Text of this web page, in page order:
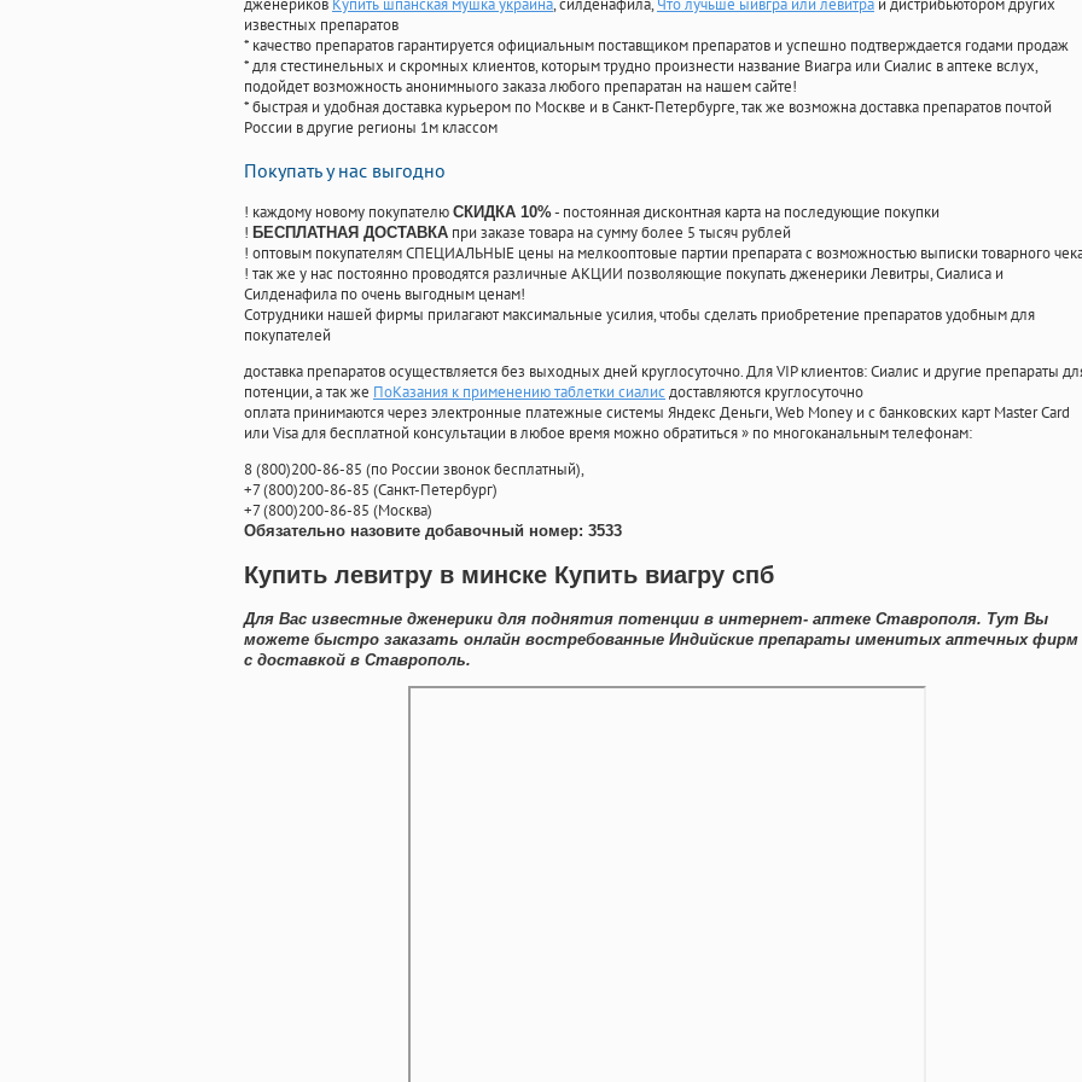
дженериков Купить шпанская мушка украина, силденафила, Что лучьше ыивгра или левитра и дистрибьютором других
известных препаратов
* качество препаратов гарантируется официальным поставщиком препаратов и успешно подтверждается годами продаж
* для стестинельных и скромных клиентов, которым трудно произнести название Виагра или Сиалис в аптеке вслух,
подойдет возможность анонимныого заказа любого препаратан на нашем сайте!
* быстрая и удобная доставка курьером по Москве и в Санкт-Петербурге, так же возможна доставка препаратов почтой
России в другие регионы 1м классом
Покупать у нас выгодно
! каждому новому покупателю СКИДКА 10%- постоянная дисконтная карта на последующие покупки
! БЕСПЛАТНАЯ ДОСТАВКА при заказе товара на сумму более 5 тысяч рублей
! оптовым покупателям СПЕЦИАЛЬНЫЕ цены на мелкооптовые партии препарата с возможностью выписки товарного
! так же у нас постоянно проводятся различные АКЦИИ позволяющие покупать дженерики Левитры, Сиалиса и
Силденафила по очень выгодным ценам!
Cотрудники нашей фирмы прилагают максимальные усилия, чтобы сделать приобретение препаратов удобным для
покупателей
доставка препаратов осуществляется без выходных дней круглосуточно. Для VIP клиентов: Сиалис и другие препараты
потенции, а так же ПоКазания к применению таблетки сиалисдоставляются круглосуточно
оплата принимаются через электронные платежные системы Яндекс Деньги, Web Money и с банковских карт Master Card
или Visa для бесплатной консультации в любое время можно обратиться» по многоканальным телефонам:
8(800)200-86-85 (по России звонок бесплатный),
+7(800)200-86-85 (Санкт-Петербург)
+7(800)200-86-85 (Москва)
Обязательно назовите добавочный номер: 3533
Купить левитру в минске Купить виагру спб
Для Вас известные дженерики для поднятия потенции в интернет- аптеке Ставрополя. Тут Вы
можете быстро заказать онлайн востребованные Индийские препараты именитых аптечных фирм
с доставкой в Ставрополь.